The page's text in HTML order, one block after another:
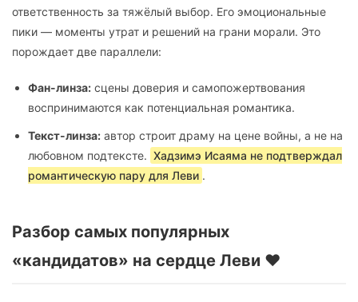
ответственность за тяжёлый выбор. Его эмоциональные
пики — моменты утрат и решений на грани морали. Это
порождает две параллели:
Фан-линза: сцены доверия и самопожертвования
воспринимаются как потенциальная романтика.
Текст-линза: автор строит драму на цене войны, а не на
любовном подтексте. Хадзимэ Исаяма не подтверждал
романтическую пару для Леви .
Разбор самых популярных
«кандидатов» на сердце Леви ❤️